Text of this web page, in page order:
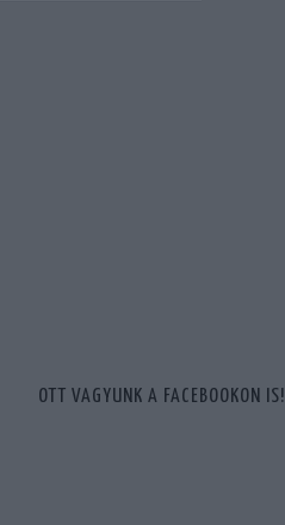
OTT VAGYUNK A FACEBOOKON IS!